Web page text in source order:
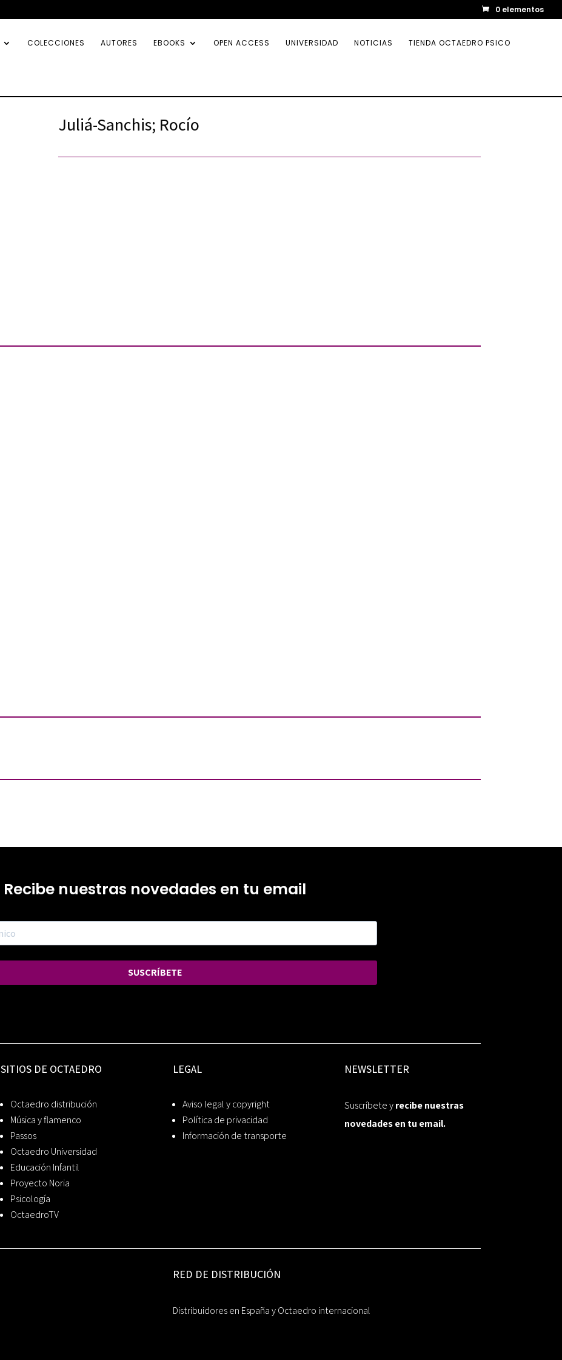
0 elementos
COLECCIONES AUTORES EBOOKS OPEN ACCESS UNIVERSIDAD NOTICIAS TIENDA OCTAEDRO PSICO
Juliá-Sanchis; Rocío
Recibe nuestras novedades en tu email
SUSCRÍBETE
SITIOS DE OCTAEDRO
Octaedro distribución
Música y flamenco
Passos
Octaedro Universidad
Educación Infantil
Proyecto Noria
Psicología
OctaedroTV
LEGAL
Aviso legal y copyright
Política de privacidad
Información de transporte
NEWSLETTER
Suscríbete yrecibe nuestras
novedades en tu email.
RED DE DISTRIBUCIÓN
Distribuidores en España y Octaedro internacional